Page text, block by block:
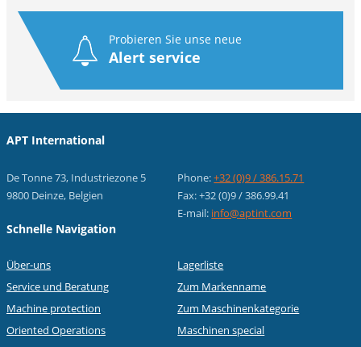
Probieren Sie unse neue
Alert service
APT International
De Tonne 73, Industriezone 5
9800 Deinze, Belgien
Phone:+32 (0)9 / 386.15.71
Fax: +32 (0)9 / 386.99.41
E-mail: info@aptint.com
Schnelle Navigation
Über-uns
Service und Beratung
Machine protection
Oriented Operations
Lagerliste
Zum Markenname
Zum Maschinenkategorie
Maschinen special